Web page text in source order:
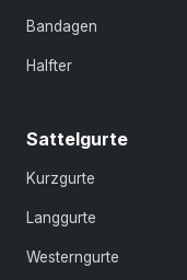
Bandagen
Halfter
Sattelgurte
Kurzgurte
Langgurte
Westerngurte